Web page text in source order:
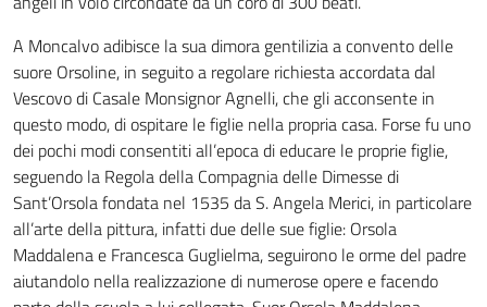
A Moncalvo adibisce la sua dimora gentilizia a convento delle
suore Orsoline, in seguito a regolare richiesta accordata dal
Vescovo di Casale Monsignor Agnelli, che gli acconsente in
questo modo, di ospitare le figlie nella propria casa. Forse fu uno
dei pochi modi consentiti all’epoca di educare le proprie figlie,
seguendo la Regola della Compagnia delle Dimesse di
Sant’Orsola fondata nel 1535 da S. Angela Merici, in particolare
all’arte della pittura, infatti due delle sue figlie: Orsola
Maddalena e Francesca Guglielma, seguirono le orme del padre
aiutandolo nella realizzazione di numerose opere e facendo